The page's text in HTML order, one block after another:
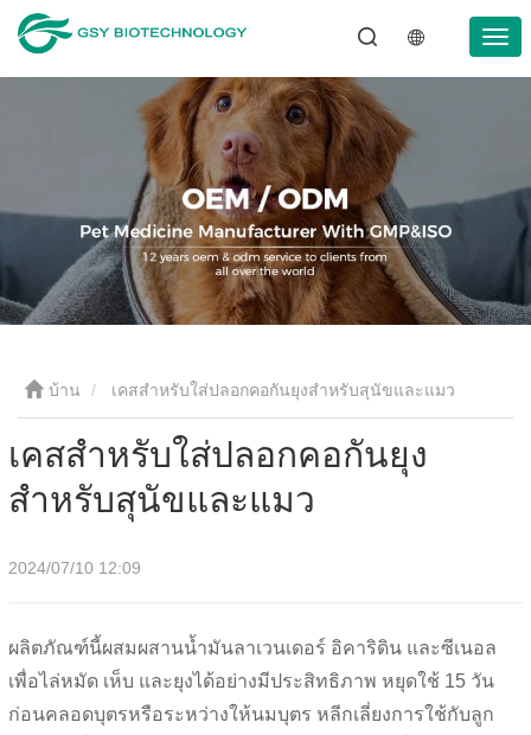
บ้าน เคสสำหรับใส่ปลอกคอกันยุงสำหรับสุนัขและแมว
เคสสำหรับใส่ปลอกคอกันยุง
สำหรับสุนัขและแมว
2024/07/10 12:09
ผลิตภัณฑ์นี้ผสมผสานน้ำมันลาเวนเดอร์ อิคาริดิน และซีเนอล
เพื่อไล่หมัด เห็บ และยุงได้อย่างมีประสิทธิภาพ หยุดใช้ 15 วัน
ก่อนคลอดบุตรหรือระหว่างให้นมบุตร หลีกเลี่ยงการใช้กับลูก